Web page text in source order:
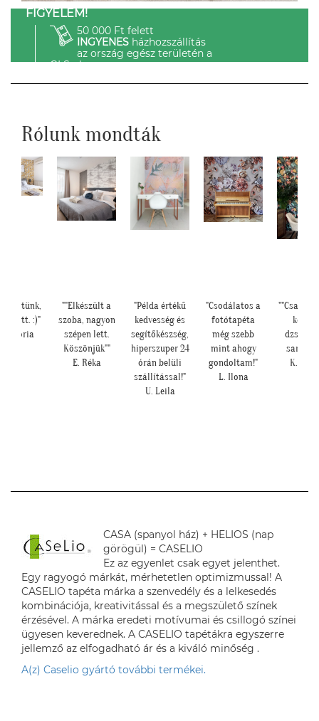
FIGYELEM!
50 000 Ft felett
INGYENESházhozszállítás
az ország egész területén a
GLS-el.
Rólunk mondták
lett. :)"
Viktória
""Elkészült a
szoba, nagyon
szépen lett.
Köszönjük""
E. Réka
"Példa értékű
kedvesség és
segítőkészség,
hiperszuper 24
órán belüli
szállítással!"
U. Leila
"Csodálatos a
fotótapéta
még szebb
mint ahogy
gondoltam!"
L. Ilona
képet
K.
CASA (spanyol ház) + HELIOS (nap
görögül) = CASELIO
Ez az egyenlet csak egyet jelenthet.
Egy ragyogó márkát, mérhetetlen optimizmussal! A
CASELIO tapéta márka a szenvedély és a lelkesedés
kombinációja, kreativitással és a megszülető színek
érzésével. A márka eredeti motívumai és csillogó színei
ügyesen keverednek. A CASELIO tapétákra egyszerre
jellemző az elfogadható ár és a kiváló minőség .
A(z) Caselio gyártó további termékei.